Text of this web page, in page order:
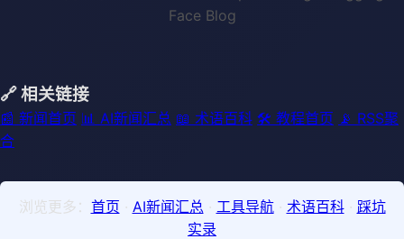
Face Blog
🔗 相关链接
📰 新闻首页 📊 AI新闻汇总 📖 术语百科 🛠️ 教程首页 📡 RSS聚
合
浏览更多： 首页 · AI新闻汇总 · 工具导航· 术语百科· 踩坑
实录